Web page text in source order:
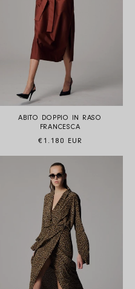
ABITO DOPPIO IN RASO
FRANCESCA
Prezzo di listino
€1.180 EUR